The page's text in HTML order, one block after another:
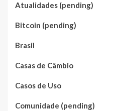
Atualidades (pending)
Bitcoin (pending)
Brasil
Casas de Câmbio
Casos de Uso
Comunidade (pending)